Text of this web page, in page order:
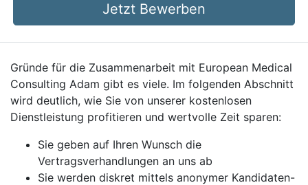
Jetzt Bewerben
Gründe für die Zusammenarbeit mit European Medical
Consulting Adam gibt es viele. Im folgenden Abschnitt
wird deutlich, wie Sie von unserer kostenlosen
Dienstleistung profitieren und wertvolle Zeit sparen:
Sie geben auf Ihren Wunsch die
Vertragsverhandlungen an uns ab
Sie werden diskret mittels anonymer Kandidaten-